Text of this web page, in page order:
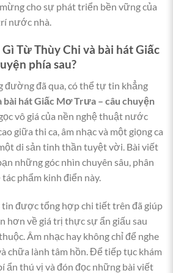
cho sự phát triển bền vững của
nước nhà.
Từ Thùy Chi và bài hát Giấc
phía sau?
đường đã qua, có thể tự tin khẳng
bài hát Giấc Mơ Trưa – câu chuyện
vô giá của nền nghệ thuật nước
giữa thi ca, âm nhạc và một giọng ca
di sản tinh thần tuyệt vời. Bài viết
những góc nhìn chuyên sâu, phân
phẩm kinh điển này.
được tổng hợp chi tiết trên đã giúp
hơn về giá trị thực sự ẩn giấu sau
Âm nhạc hay không chỉ để nghe
chữa lành tâm hồn. Để tiếp tục khám
ẩn thú vị và đón đọc những bài viết